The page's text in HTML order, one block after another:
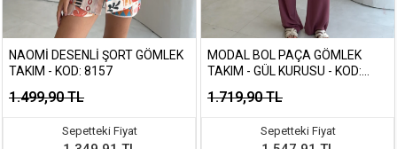
NAOMI DESENLI ŞORT GÖMLEK
TAKIM - KOD: 8157
1.499,90 TL
Sepetteki Fiyat
MODAL BOL PAÇA GÖMLEK
TAKIM - GÜL KURUSU - KOD:
1.719,90 TL
Sepetteki Fiyat